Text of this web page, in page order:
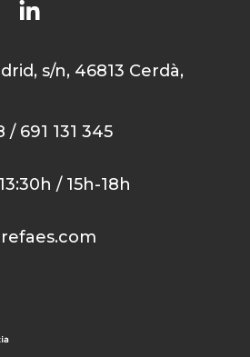
s/n, 46813 Cerdà,
/ 691 131 345
/ 15h-18h